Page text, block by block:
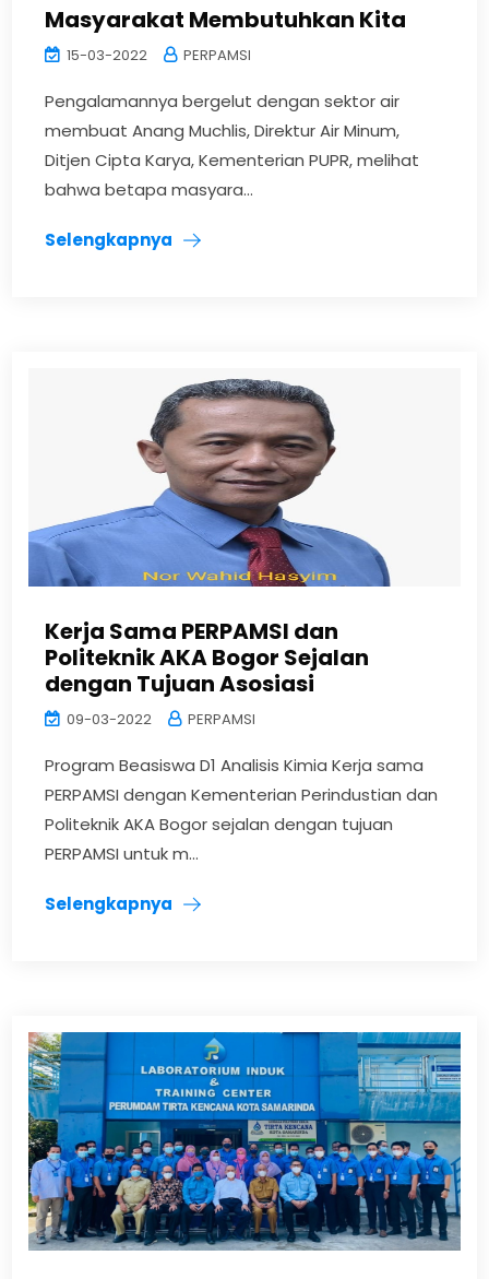
Masyarakat Membutuhkan Kita
15-03-2022 PERPAMSI
Pengalamannya bergelut dengan sektor air
membuat Anang Muchlis, Direktur Air Minum,
Ditjen Cipta Karya, Kementerian PUPR, melihat
bahwa betapa masyara...
Selengkapnya
Kerja Sama PERPAMSI dan
Politeknik AKA Bogor Sejalan
dengan Tujuan Asosiasi
09-03-2022 PERPAMSI
Program Beasiswa D1 Analisis Kimia Kerja sama
PERPAMSI dengan Kementerian Perindustian dan
Politeknik AKA Bogor sejalan dengan tujuan
PERPAMSI untuk m...
Selengkapnya